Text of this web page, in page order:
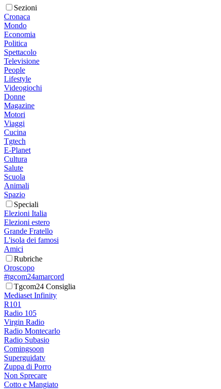
Sezioni
Cronaca
Mondo
Economia
Politica
Spettacolo
Televisione
People
Lifestyle
Videogiochi
Donne
Magazine
Motori
Viaggi
Cucina
Tgtech
E-Planet
Cultura
Salute
Scuola
Animali
Spazio
Speciali
Elezioni Italia
Elezioni estero
Grande Fratello
L'isola dei famosi
Amici
Rubriche
Oroscopo
#tgcom24amarcord
Tgcom24 Consiglia
Mediaset Infinity
R101
Radio 105
Virgin Radio
Radio Montecarlo
Radio Subasio
Comingsoon
Superguidatv
Zuppa di Porro
Non Sprecare
Cotto e Mangiato